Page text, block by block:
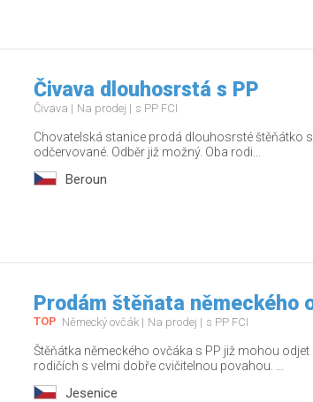
Čivava dlouhosrstá s PP
Čivava Na prodej s PP FCI
Chovatelská stanice prodá dlouhosrsté štěňátko
odčervované. Odběr již možný. Oba rodi...
Beroun
Prodám štěňata německého
TOP Německý ovčák Na prodej s PP FCI
Štěňátka německého ovčáka s PP již mohou
rodičích s velmi dobře cvičitelnou povahou. ...
Jesenice